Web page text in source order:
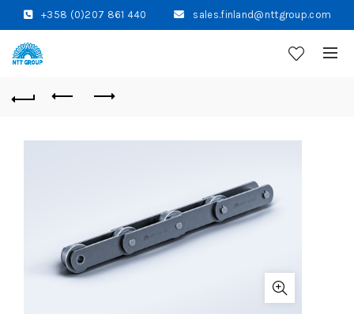
+358 (0)207 861 440 sales.finland@nttgroup.com